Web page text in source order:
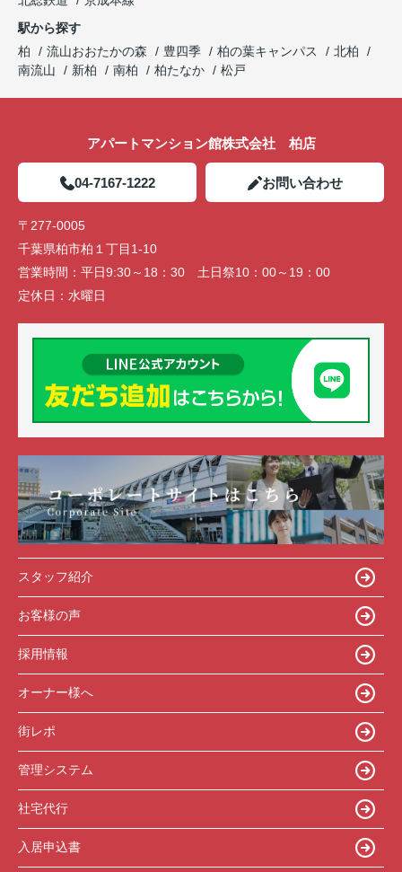
駅から探す
柏
流山おおたかの森 豊四季 柏の葉キャンパス
北柏
南流山
新柏 南柏 柏たなか 松戸
アパートマンション館株式会社 柏店
04-7167-1222 お問い合わせ
〒277-0005
千葉県柏市柏１丁目1-10
営業時間： 平日9:30～18：30 土日祭10：00～19：00
定休日： 水曜日
スタッフ紹介
お客様の声
採用情報
オーナー様へ
街レポ
管理システム
社宅代行
入居申込書